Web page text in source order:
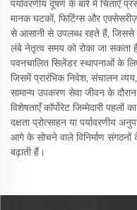
पर्यावरणीय दूषण के बारे में चिंताएँ
मानक घटकों, फिटिंग्स और
से आसानी से उपलब्ध रहते हैं, जिससे
लंबे नेतृत्व समय को रोका जा सकता
पवनचालित सिलेंडर स्थापनाओं के
जिसमें प्रारंभिक निवेश, संचालन
सामान्य उपकरण सेवा जीवन के
विशेषताएँ कॉर्पोरेट जिम्मेदारी
दक्षता प्रोत्साहन या पर्यावरणीय
आगे के सोचने वाले विनिर्माण
बढ़ाती हैं।